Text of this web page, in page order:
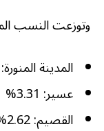
وتوزعت النسب
المدينة المنورة: 4.95%
عسير: 3.31%
القصيم: 2.62%